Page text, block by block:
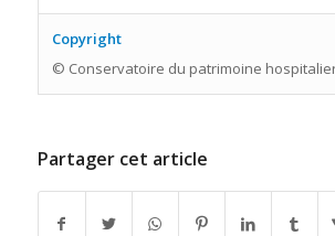
Copyright
© Conservatoire du patrimoine
Partager cet article